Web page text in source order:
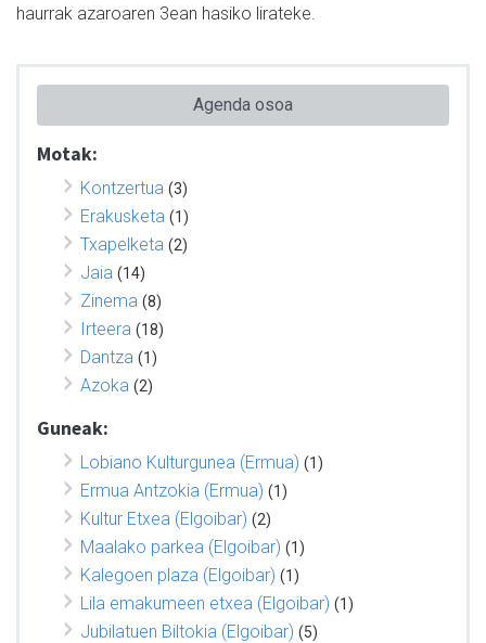
haurrak azaroaren 3ean hasiko lirateke.
Agenda osoa
Motak:
Kontzertua (3)
Erakusketa (1)
Txapelketa (2)
Jaia (14)
Zinema (8)
Irteera (18)
Dantza (1)
Azoka (2)
Guneak:
Lobiano Kulturgunea (Ermua) (1)
Ermua Antzokia (Ermua) (1)
Kultur Etxea (Elgoibar) (2)
Maalako parkea (Elgoibar) (1)
Kalegoen plaza (Elgoibar) (1)
Lila emakumeen etxea (Elgoibar) (1)
Jubilatuen Biltokia (Elgoibar) (5)